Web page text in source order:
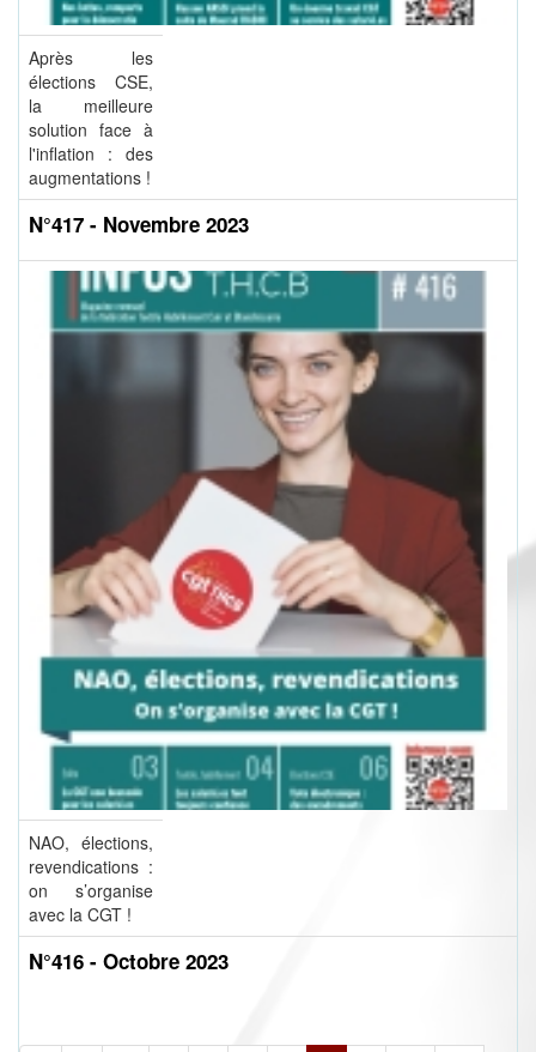
Après les
élections CSE,
la meilleure
solution face à
l'inflation : des
augmentations !
N°417 - Novembre 2023
NAO, élections,
revendications :
on s’organise
avec la CGT !
N°416 - Octobre 2023